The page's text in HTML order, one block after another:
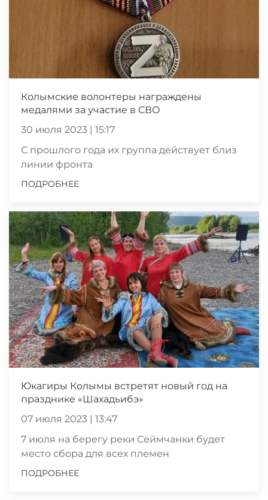
Колымские волонтеры награждены
медалями за участие в СВО
30 июля 2023 | 15:17
С прошлого года их группа действует близ
линии фронта
ПОДРОБНЕЕ
Юкагиры Колымы встретят новый год на
празднике «Шахадьибэ»
07 июля 2023 | 13:47
7 июля на берегу реки Сеймчанки будет
место сбора для всех племен
ПОДРОБНЕЕ